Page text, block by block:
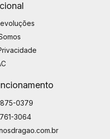
0379
3064